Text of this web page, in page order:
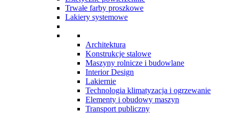
Trwałe farby proszkowe
Lakiery systemowe
Architektura
Konstrukcje stalowe
Maszyny rolnicze i budowlane
Interior Design
Lakiernie
Technologia klimatyzacja i ogrzewanie
Elementy i obudowy maszyn
Transport publiczny